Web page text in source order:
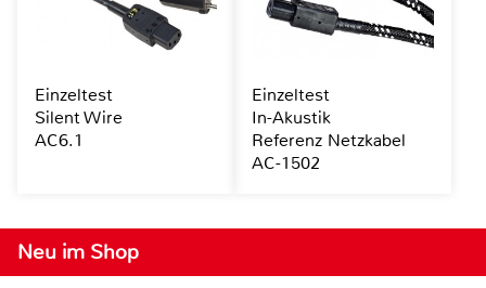
Neu im Shop
Einzeltest
Silent Wire
AC6.1
Einzeltest
In-Akustik
Referenz Netzkabel
AC-1502